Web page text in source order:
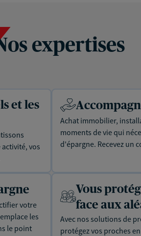
expertises
et les
vos
Achat immobilier,
moments de vie qui
d'épargne. Recevez un
votre
les
le point
Vous
face aux
Avec nos solutions de
protégez vos proches